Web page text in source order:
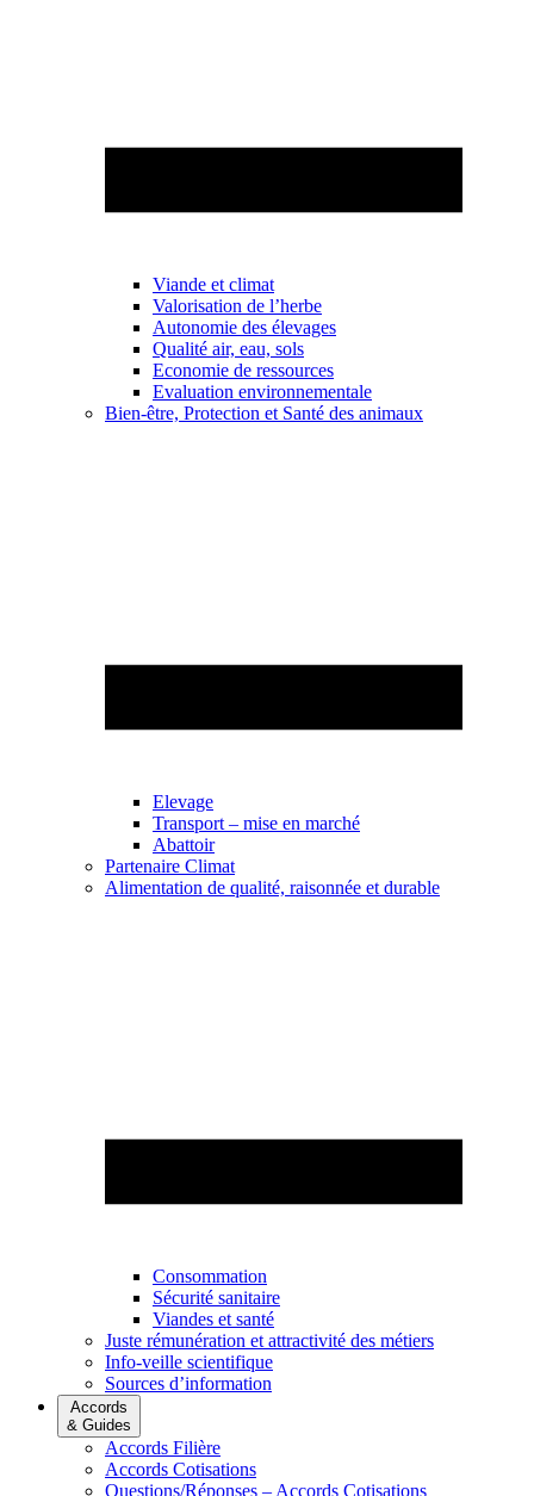
Viande et climat
Valorisation de l’herbe
Autonomie des élevages
Qualité air, eau, sols
Economie de ressources
Evaluation environnementale
Bien-être, Protection et Santé des animaux
Elevage
Transport – mise en marché
Abattoir
Partenaire Climat
Alimentation de qualité, raisonnée et durable
Consommation
Sécurité sanitaire
Viandes et santé
Juste rémunération et attractivité des métiers
Info-veille scientifique
Sources d’information
Accords
& Guides
Accords Filière
Accords Cotisations
Questions/Réponses – Accords Cotisations